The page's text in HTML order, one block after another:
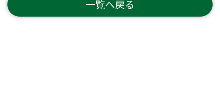
一覧へ戻る